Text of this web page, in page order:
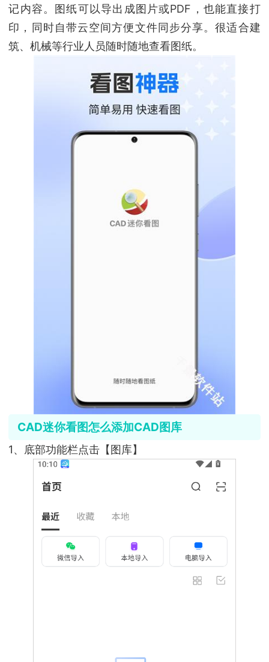
记内容。图纸可以导出成图片或PDF，也能直接打
印，同时自带云空间方便文件同步分享。很适合建
筑、机械等行业人员随时随地查看图纸。
CAD迷你看图怎么添加CAD图库
1、底部功能栏点击【图库】